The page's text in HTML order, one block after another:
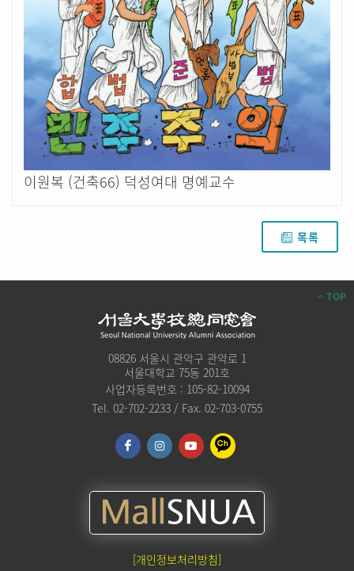
이원복 (건축66) 덕성여대 명예교수
목록
TOP
08826 서울시 관악구 관악로 1
서울대학교 75동 201호
사업자등록번호 : 105-82-10094
Tel. 02-702-2233 / Fax. 02-703-0755
[개인정보처리방침]